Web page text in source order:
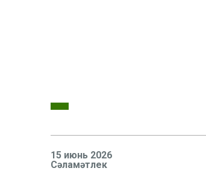
15 июнь 2026
Сәламәтлек